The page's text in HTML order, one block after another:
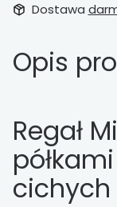
Dostawa
Opis
Regał